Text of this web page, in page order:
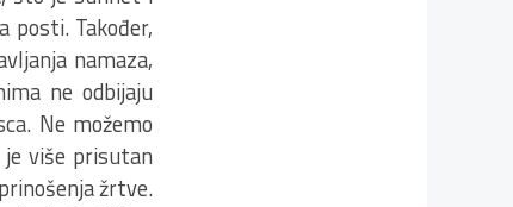
posti. Također,
namaza,
ne odbijaju
Ne možemo
više prisutan
žrtve.